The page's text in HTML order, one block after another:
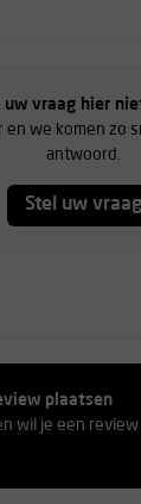
uw vraag hier
en we komen zo
antwoord.
Stel uw vraag
plaatsen
wil je een review